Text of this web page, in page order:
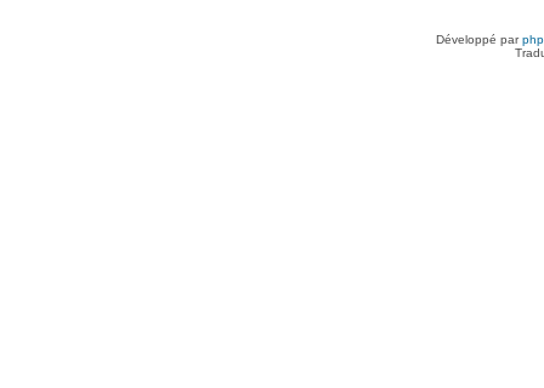
Développé par